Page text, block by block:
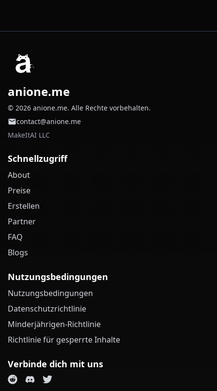
anione.me
© 2026 anione.me. Alle Rechte vorbehalten.
contact@anione.me
MakeItAI LLC
Schnellzugriff
About
Preise
Erstellen
Partner
FAQ
Blogs
Nutzungsbedingungen
Nutzungsbedingungen
Datenschutzrichtlinie
Minderjährigen-Richtlinie
Richtlinie für gesperrte Inhalte
Verbinde dich mit uns